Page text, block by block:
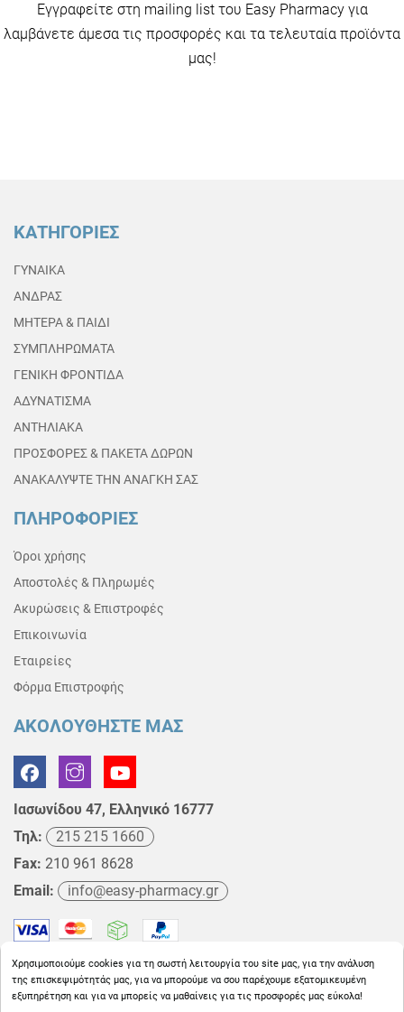
Εγγραφείτε στη mailing list του Easy Pharmacy για
λαμβάνετε άμεσα τις προσφορές και τα τελευταία προϊόντα
μας!
ΚΑΤΗΓΟΡΙΕΣ
ΓΥΝΑΙΚΑ
ΑΝΔΡΑΣ
ΜΗΤΕΡΑ & ΠΑΙΔΙ
ΣΥΜΠΛΗΡΩΜΑΤΑ
ΓΕΝΙΚΗ ΦΡΟΝΤΙΔΑ
ΑΔΥΝΑΤΙΣΜΑ
ΑΝΤΗΛΙΑΚΑ
ΠΡΟΣΦΟΡΕΣ & ΠΑΚΕΤΑ ΔΩΡΩΝ
ΑΝΑΚΑΛΥΨΤΕ ΤΗΝ ΑΝΑΓΚΗ ΣΑΣ
ΠΛΗΡΟΦΟΡΙΕΣ
Όροι χρήσης
Αποστολές & Πληρωμές
Ακυρώσεις & Επιστροφές
Επικοινωνία
Εταιρείες
Φόρμα Επιστροφής
ΑΚΟΛΟΥΘΗΣΤΕ ΜΑΣ
Ιασωνίδου 47, Ελληνικό 16777
Τηλ:
215 215 1660
Fax: 210 961 8628
Email:
info@easy-pharmacy.gr
Χρησιμοποιούμε cookies για τη σωστή λειτουργία του site μας, για την ανάλυση
της επισκεψιμότητάς μας, για να μπορούμε να σου παρέχουμε εξατομικευμένη
εξυπηρέτηση και για να μπορείς να μαθαίνεις για τις προσφορές μας εύκολα!